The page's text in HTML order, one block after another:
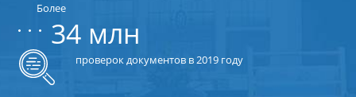
Более
34 млн
проверок документов в 2019 году